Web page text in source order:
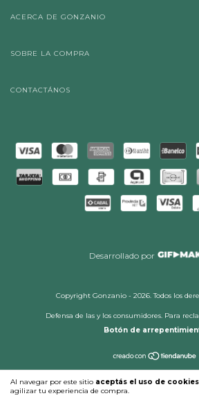
Al navegar por este sitio aceptás el uso de cookies
agilizar tu experiencia de compra.
ACERCA DE GONZANIO
SOBRE LA COMPRA
CONTACTÁNOS
Desarrollado por
Copyright Gonzanio - 2026. Todos los
Defensa de las y los consumidores. Para
Botón de